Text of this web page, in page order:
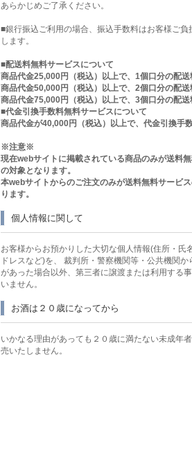
あらかじめご了承ください。
■銀行振込ご利用の場合、振込手数料はお客様ご負
します。
■配送料無料サービスについて
商品代金25,000円（税込）以上で、1個口分の配送
商品代金50,000円（税込）以上で、2個口分の配送
商品代金75,000円（税込）以上で、3個口分の配送
■代金引換手数料無料サービスについて
商品代金が40,000円（税込）以上で、代金引換手数
※注意※
現在webサイトに掲載されている商品のみが送料
の対象となります。
本webサイトからのご注文のみが送料無料サービ
ります。
個人情報に関して
お客様からお預かりした大切な個人情報(住所・氏
ドレスなど)を、 裁判所・警察機関等・公共機関か
があった場合以外、第三者に譲渡または利用する
いません。
お酒は２０歳になってから
いかなる理由があっても２０歳に満たない未成年
売いたしません。